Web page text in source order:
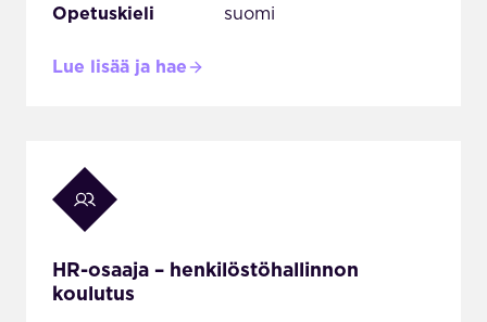
Opetuskieli
suomi
Lue lisää ja hae
HR-osaaja – henkilöstöhallinnon
koulutus